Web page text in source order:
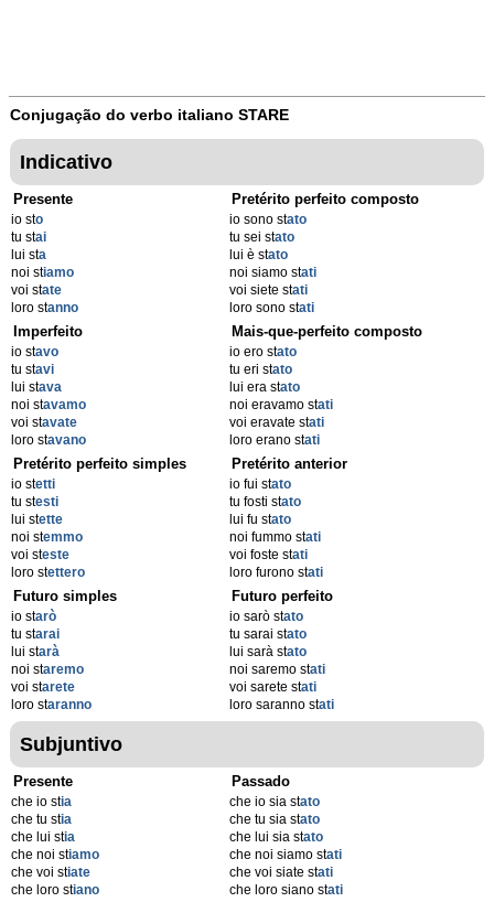
Conjugação do verbo italiano STARE
Indicativo
Presente
io sto
tu stai
lui sta
noi stiamo
voi state
loro stanno
Pretérito perfeito composto
io sono stato
tu sei stato
lui è stato
noi siamo stati
voi siete stati
loro sono stati
Imperfeito
io stavo
tu stavi
lui stava
noi stavamo
voi stavate
loro stavano
Mais-que-perfeito composto
io ero stato
tu eri stato
lui era stato
noi eravamo stati
voi eravate stati
loro erano stati
Pretérito perfeito simples
io stetti
tu stesti
lui stette
noi stemmo
voi steste
loro stettero
Pretérito anterior
io fui stato
tu fosti stato
lui fu stato
noi fummo stati
voi foste stati
loro furono stati
Futuro simples
io starò
tu starai
lui starà
noi staremo
voi starete
loro staranno
Futuro perfeito
io sarò stato
tu sarai stato
lui sarà stato
noi saremo stati
voi sarete stati
loro saranno stati
Subjuntivo
Presente
che io stia
che tu stia
che lui stia
che noi stiamo
che voi stiate
che loro stiano
Passado
che io sia stato
che tu sia stato
che lui sia stato
che noi siamo stati
che voi siate stati
che loro siano stati